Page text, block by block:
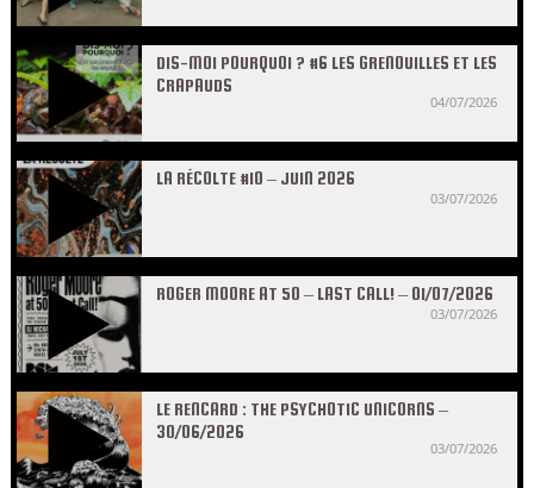
DIS-MOI POURQUOI ? #6 LES GRENOUILLES ET LES
CRAPAUDS
04/07/2026
LA RÉCOLTE #10 – JUIN 2026
03/07/2026
ROGER MOORE AT 50 – LAST CALL! – 01/07/2026
03/07/2026
LE RENCARD : THE PSYCHOTIC UNICORNS –
30/06/2026
03/07/2026